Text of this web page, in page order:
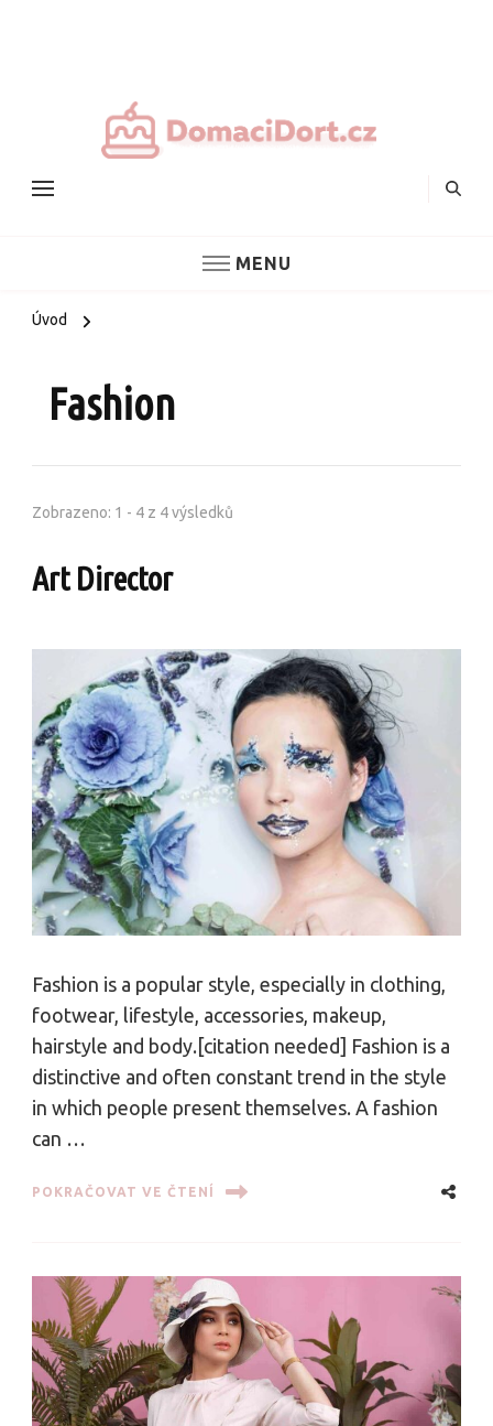
MENU
Úvod
Fashion
Zobrazeno: 1 - 4 z 4 výsledků
Art Director
Fashion is a popular style, especially in clothing,
footwear, lifestyle, accessories, makeup,
hairstyle and body.[citation needed] Fashion is a
distinctive and often constant trend in the style
in which people present themselves. A fashion
can …
POKRAČOVAT VE ČTENÍ